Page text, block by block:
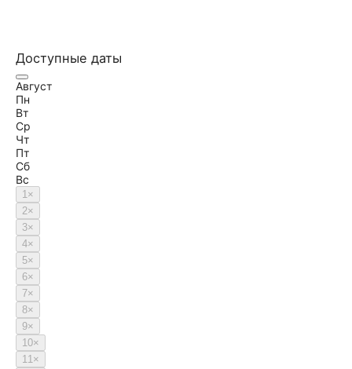
Доступные даты
Август
Пн
Вт
Ср
Чт
Пт
Сб
Вс
1×
2×
3×
4×
5×
6×
7×
8×
9×
10×
11×